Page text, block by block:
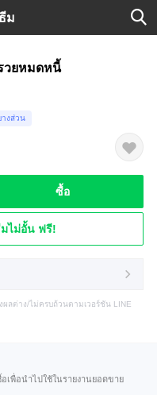
ม
วยหมดหนี้
างส่วน
ซื้อ
มไม่อั้น ฟรี!
ลต่าง/ไม่ครบถ้วนตามเวอร์ชัน LINE
เพื่อนำไปใช้ในรายงานยอดขาย